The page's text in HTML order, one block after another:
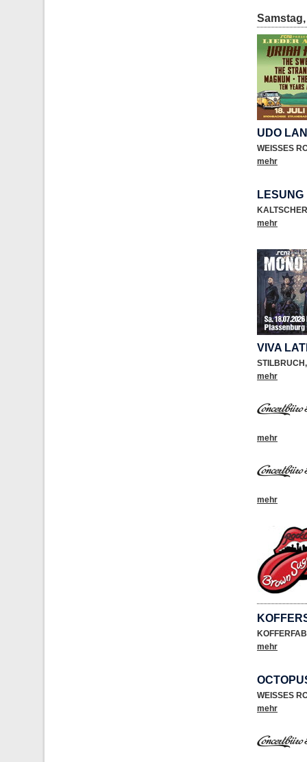
UDO
WEISSES
mehr
LESUNG
KALTSCHER
mehr
VIVA
STILBRUCH,
mehr
mehr
mehr
mehr
WEISSES
mehr